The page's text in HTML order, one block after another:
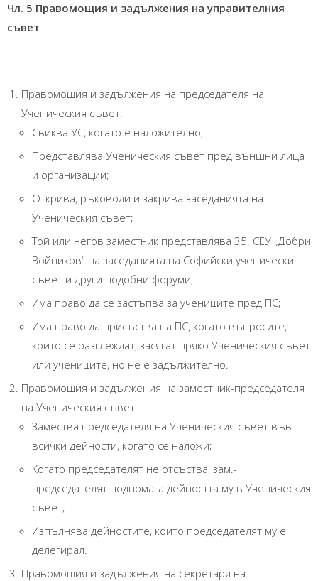
Чл. 5 Правомощия и задължения на управителния
съвет
Правомощия и задължения на председателя на
Ученическия съвет:
Свиква УС, когато е наложително;
Представлява Ученическия съвет пред външни лица
и организации;
Открива, ръководи и закрива заседанията на
Ученическия съвет;
Той или негов заместник представлява 35. СЕУ „Добри
Войников“ на заседанията на Софийски ученически
съвет и други подобни форуми;
Има право да се застъпва за учениците пред ПС;
Има право да присъства на ПС, когато въпросите,
които се разглеждат, засягат пряко Ученическия съвет
или учениците, но не е задължително.
Правомощия и задължения на заместник-председателя
на Ученическия съвет:
Замества председателя на Ученическия съвет във
всички дейности, когато се наложи;
Когато председателят не отсъства, зам.-
председателят подпомага дейността му в Ученическия
съвет;
Изпълнява дейностите, които председателят му е
делегирал.
Правомощия и задължения на секретаря на